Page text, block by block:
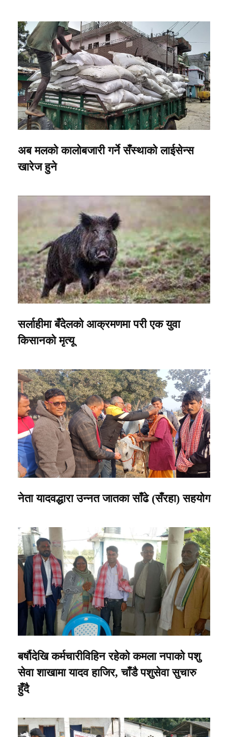
अब मलको कालोबजारी गर्ने सँस्थाको लाईसेन्स
खारेज हुने
सर्लाहीमा बँदेलको आक्रमणमा परी एक युवा
किसानको मृत्यू
नेता यादवद्धारा उन्नत जातका साँढे (सँरहा) सहयोग
बर्षौदेखि कर्मचारीविहिन रहेको कमला नपाको पशु
सेवा शाखामा यादव हाजिर, चाँडै पशुसेवा सुचारु
हुँदै